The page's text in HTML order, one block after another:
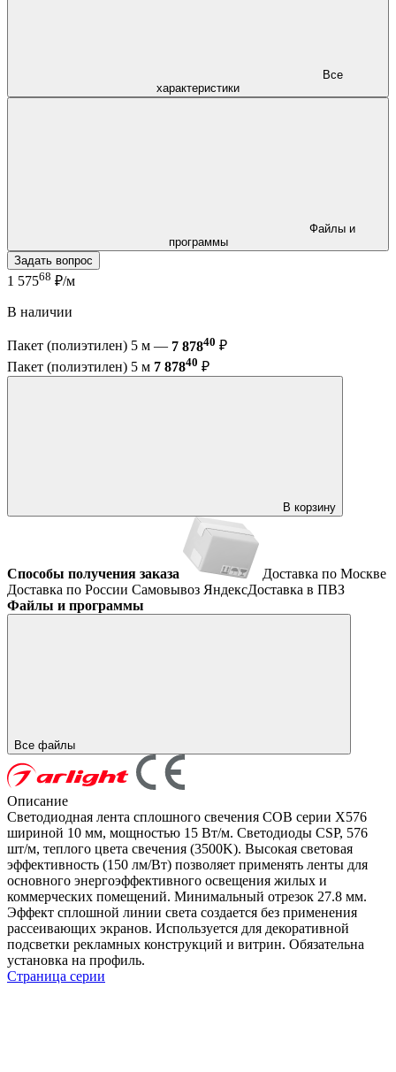
характеристики
программы
Задать вопрос
1 57568 ₽/м
В наличии
Пакет (полиэтилен) 5 м — 7 87840 ₽
Пакет (полиэтилен) 5 м 7 87840 ₽
В корзину
Способы получения заказа
Доставка по Москве
Доставка по России Самовывоз ЯндексДоставка в ПВЗ
Файлы и программы
Все файлы
Описание
Светодиодная лента сплошного свечения COB серии X576
шириной 10 мм, мощностью 15 Вт/м. Светодиоды CSP, 576
шт/м, теплого цвета свечения (3500K). Высокая световая
эффективность (150 лм/Вт) позволяет применять ленты для
основного энергоэффективного освещения жилых и
коммерческих помещений. Минимальный отрезок 27.8 мм.
Эффект сплошной линии света создается без применения
рассеивающих экранов. Используется для декоративной
подсветки рекламных конструкций и витрин. Обязательна
установка на профиль.
Страница серии